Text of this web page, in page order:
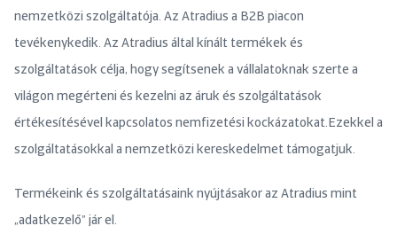
nemzetközi szolgáltatója. Az Atradius a B2B piacon
tevékenykedik. Az Atradius által kínált termékek és
szolgáltatások célja, hogy segítsenek a vállalatoknak szerte a
világon megérteni és kezelni az áruk és szolgáltatások
értékesítésével kapcsolatos nemfizetési kockázatokat.Ezekkel a
szolgáltatásokkal a nemzetközi kereskedelmet támogatjuk.
Termékeink és szolgáltatásaink nyújtásakor az Atradius mint
„adatkezelő” jár el.